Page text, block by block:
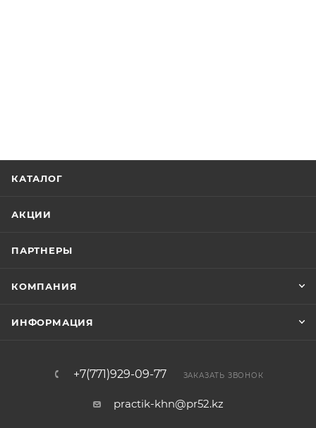
КАТАЛОГ
АКЦИИ
ПАРТНЕРЫ
КОМПАНИЯ
ИНФОРМАЦИЯ
+7(771)929-09-77 ЗАКАЗАТЬ ЗВОНОК
practik-khn@pr52.kz